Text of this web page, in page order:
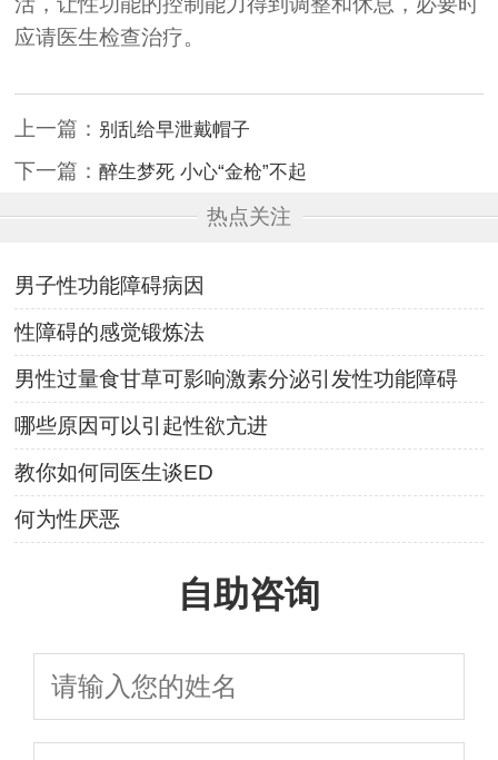
应请医生检查治疗。
上一篇： 别乱给早泄戴帽子
下一篇：醉生梦死 小心“金枪”不起
热点关注
男子性功能障碍病因
性障碍的感觉锻炼法
男性过量食甘草可影响激素分泌引发性功能障碍
哪些原因可以引起性欲亢进
教你如何同医生谈ED
何为性厌恶
自助咨询